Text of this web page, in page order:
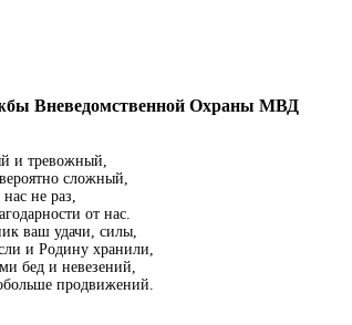
Вневедомственной Охраны МВД
и тревожный,
сложный,
не раз,
от нас.
ваш удачи, силы,
и Родину хранили,
бед и невезений,
продвижений.